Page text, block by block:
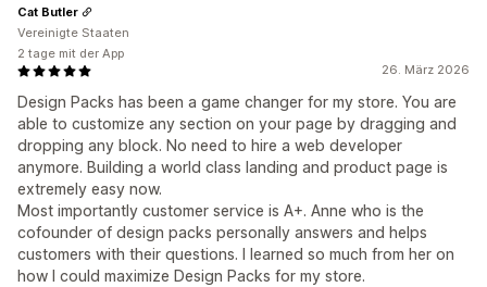
26. März 2026
Design Packs has been a game changer for my store. You are
able to customize any section on your page by dragging and
dropping any block. No need to hire a web developer
anymore. Building a world class landing and product page is
extremely easy now.
Most importantly customer service is A+. Anne who is the
cofounder of design packs personally answers and helps
customers with their questions. I learned so much from her on
how I could maximize Design Packs for my store.
Cat Butler
Vereinigte Staaten
2 tage mit der App